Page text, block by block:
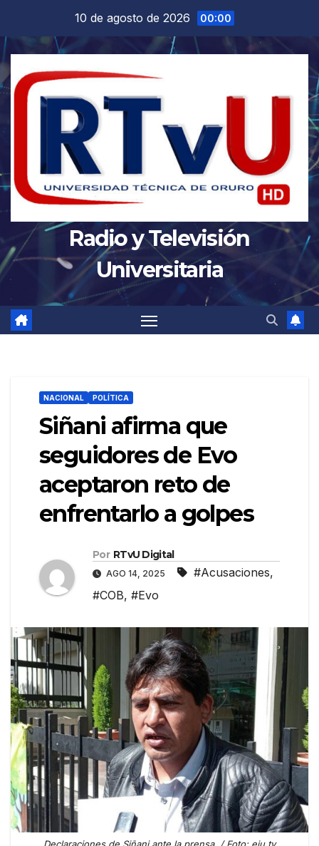
contenido
10 de agosto de 2026 00:00
Radio y Televisión
Universitaria
NACIONAL POLÍTICA
Siñani afirma que
seguidores de Evo
aceptaron reto de
enfrentarlo a golpes
Por RTvU Digital
AGO 14, 2025 #Acusaciones,
#COB, #Evo